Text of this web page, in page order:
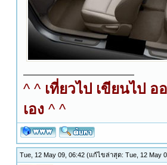
^ ^ เที่ยวไป เขียนไป
เอง ^ ^
Tue, 12 May 09, 06:42(แก้ไขล่าสุด: Tue, 12 May